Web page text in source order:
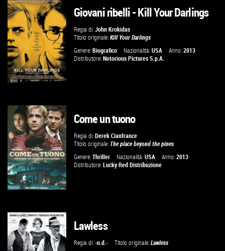
VAI ALLA SCHEDA
VAI ALLA SCHEDA
Giovani ribelli - Kill Your Darlings
Regia di:John Krokidas
Titolo originale:Kill Your Darlings
Genere:Biografico Nazionalità:USA Anno:2013
Distributore:Notorious Pictures S.p.A.
VAI ALLA SCHEDA
Come un tuono
Regia di:Derek Cianfrance
Titolo originale: The place beyond the pines
Genere:Thriller Nazionalità:USA Anno:2013
Distributore:Lucky Red Distribuzione
Lawless
Regia di:-n.d.- Titolo originale:Lawless